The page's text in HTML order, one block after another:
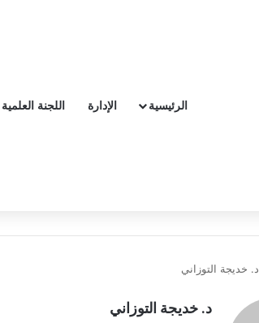
الرئيسية الإدارة اللجنة العلمية
د. خديجة التوزاني
د. خديجة التوزاني